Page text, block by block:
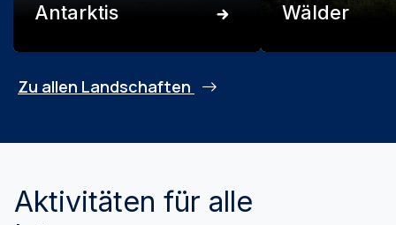
Antarktis Wälder
Zu allen Landschaften
Aktivitäten für alle